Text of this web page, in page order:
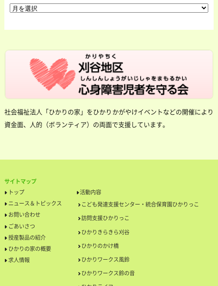
社会福祉法人「ひかりの家」をひかりかがやけイベントなどの開催により
資金面、人的（ボランティア）の両面で支援しています。
サイトマップ
トップ
ニュース＆トピックス
お問い合わせ
ごあいさつ
授産製品の紹介
ひかりの家の概要
求人情報
活動内容
こども発達支援センター・統合保育園ひかりっこ
訪問支援ひかりっこ
ひかりきらきら刈谷
ひかりのかけ橋
ひかりワークス風鈴
ひかりワークス鈴の音